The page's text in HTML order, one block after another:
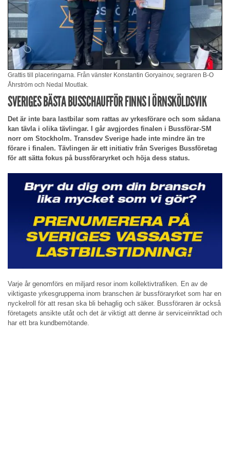
Grattis till placeringarna. Från vänster Konstantin Goryainov, segraren B-O
Åhrström och Nedal Moutlak.
SVERIGES BÄSTA BUSSCHAUFFÖR FINNS I ÖRNSKÖLDSVIK
Det är inte bara lastbilar som rattas av yrkesförare och som sådana
kan tävla i olika tävlingar. I går avgjordes finalen i Bussförar-SM
norr om Stockholm. Transdev Sverige hade inte mindre än tre
förare i finalen. Tävlingen är ett initiativ från Sveriges Bussföretag
för att sätta fokus på bussföraryrket och höja dess status.
Varje år genomförs en miljard resor inom kollektivtraﬁken. En av de
viktigaste yrkesgrupperna inom branschen är bussföraryrket som har en
nyckelroll för att resan ska bli behaglig och säker. Bussföraren är också
företagets ansikte utåt och det är viktigt att denne är serviceinriktad och
har ett bra kundbemötande.